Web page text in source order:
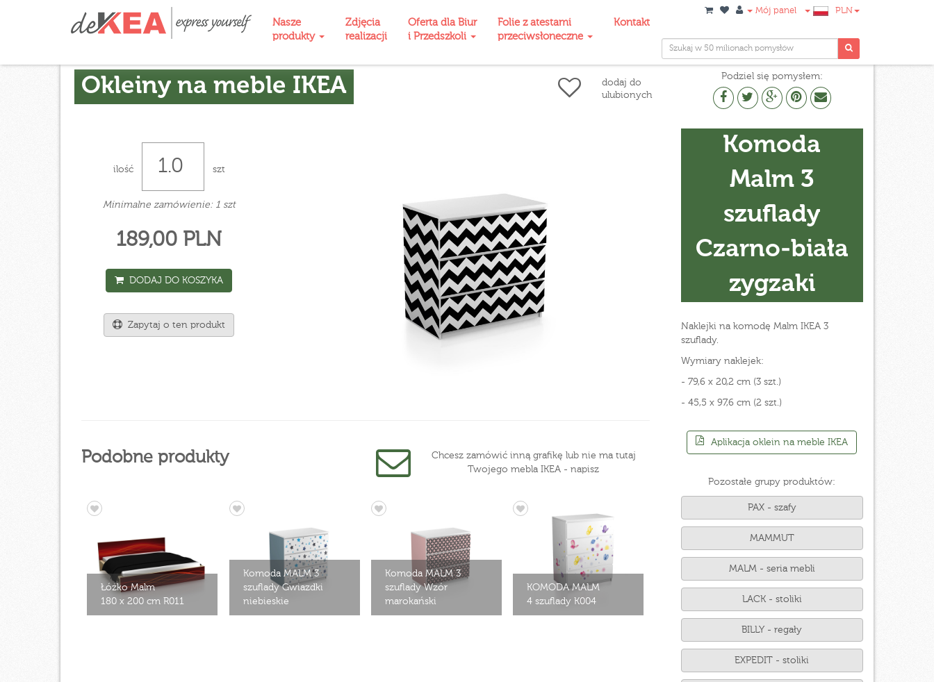
Nasze
produkty
Zdjęcia
realizacji
Oferta dla Biur
i Przedszkoli
Folie z atestami
przeciwsłoneczne
Kontakt
Mój panel PLN
Okleiny na meble IKEA
dodaj do
ulubionych
Podziel się pomysłem:
ilość szt
Minimalne zamówienie: 1 szt
189,00 PLN
DODAJ DO KOSZYKA
Zapytaj o ten produkt
Podobne produkty
Chcesz zamówić inną grafikę lub nie ma tutaj
Twojego mebla IKEA - napisz
Łóżko Malm
180 x 200 cm R011
Komoda MALM 3
szuflady Gwiazdki
niebieskie
Komoda MALM 3
szuflady Wzór
marokański
KOMODA MALM
4 szuflady K004
Komoda
Malm 3
szuflady
Czarno-biała
zygzaki
Naklejki na komodę Malm IKEA 3
szuflady.
Wymiary naklejek:
- 79,6 x 20,2 cm (3 szt.)
- 45,5 x 97,6 cm (2 szt.)
Aplikacja oklein na meble IKEA
Pozostałe grupy produktów:
PAX - szafy
MAMMUT
MALM - seria mebli
LACK - stoliki
BILLY - regały
EXPEDIT - stoliki